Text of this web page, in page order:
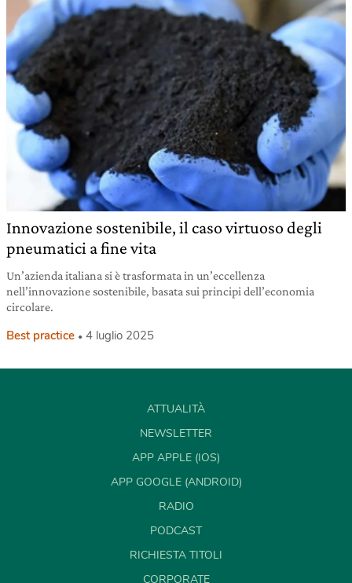
Innovazione sostenibile, il caso virtuoso degli
pneumatici a fine vita
Un’azienda italiana si è trasformata in un’eccellenza
nell’innovazione sostenibile, basata sui principi dell’economia
circolare.
Best practice 4 luglio 2025
ATTUALITÀ
NEWSLETTER
APP APPLE (IOS)
APP GOOGLE (ANDROID)
RADIO
PODCAST
RICHIESTA TITOLI
CORPORATE